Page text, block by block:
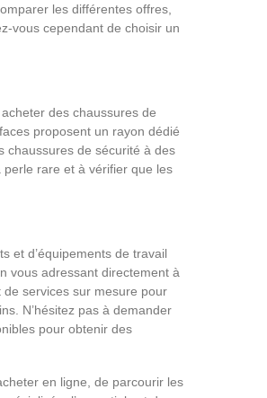
les différentes offres,
vous cependant de choisir un
des chaussures de
proposent un rayon dédié
chaussures de sécurité à des
perle rare et à vérifier que les
et d’équipements de travail
vous adressant directement à
services sur mesure pour
N’hésitez pas à demander
pour obtenir des
en ligne, de parcourir les